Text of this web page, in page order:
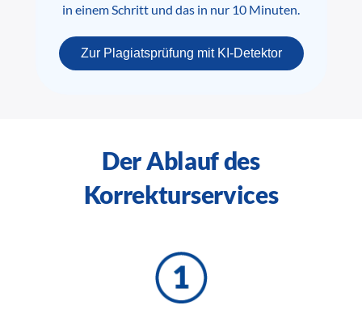
in einem Schritt und das in nur 10 Minuten.
Zur Plagiatsprüfung mit KI-Detektor
Der Ablauf des
Korrekturservices